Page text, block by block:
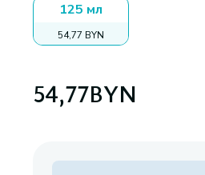
125 мл
54,77 BYN
54,77BYN